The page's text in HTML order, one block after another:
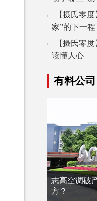
【摄氏零
家”的下一程
【摄氏零
读懂人心
有料公司
志高空调破
方？